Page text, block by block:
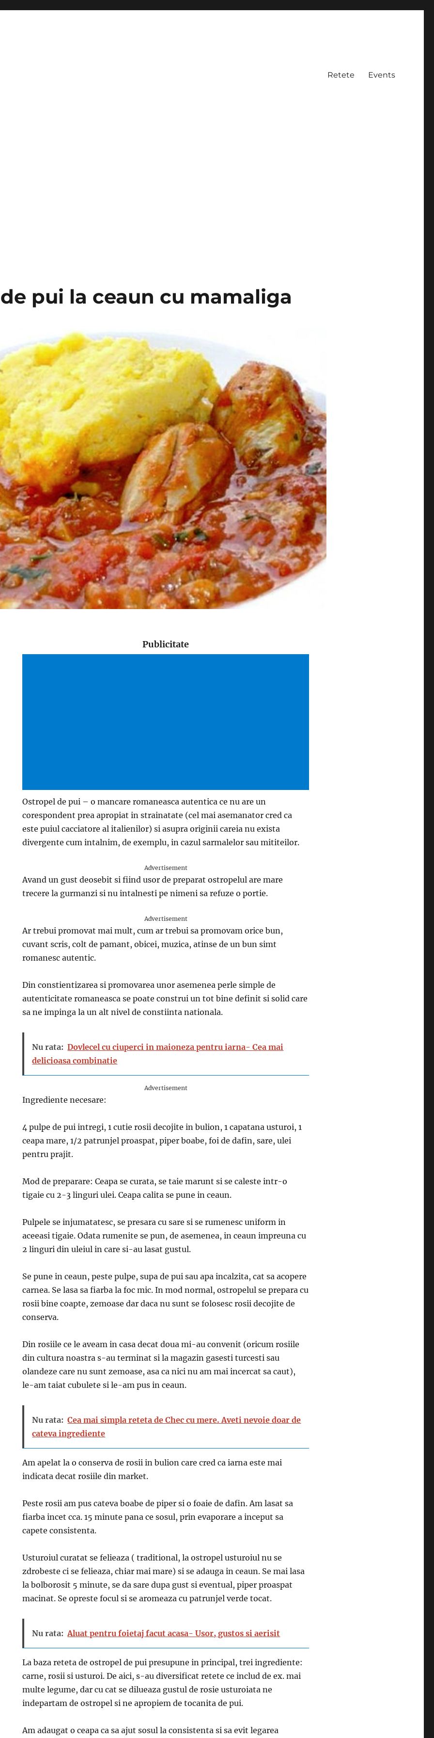
Retete Events
pui la ceaun cu mamaliga
Publicitate
Ostropel de pui – o mancare romaneasca autentica ce nu are un
corespondent prea apropiat in strainatate (cel mai asemanator cred ca
este puiul cacciatore al italienilor) si asupra originii careia nu exista
divergente cum intalnim, de exemplu, in cazul sarmalelor sau mititeilor.
Advertisement
Avand un gust deosebit si fiind usor de preparat ostropelul are mare
trecere la gurmanzi si nu intalnesti pe nimeni sa refuze o portie.
Advertisement
Ar trebui promovat mai mult, cum ar trebui sa promovam orice bun,
cuvant scris, colt de pamant, obicei, muzica, atinse de un bun simt
romanesc autentic.
Din constientizarea si promovarea unor asemenea perle simple de
autenticitate romaneasca se poate construi un tot bine definit si solid care
sa ne impinga la un alt nivel de constiinta nationala.
Nu rata: Dovlecel cu ciuperci in maioneza pentru iarna- Cea mai
delicioasa combinatie
Advertisement
Ingrediente necesare:
4 pulpe de pui intregi, 1 cutie rosii decojite in bulion, 1 capatana usturoi, 1
ceapa mare, 1/2 patrunjel proaspat, piper boabe, foi de dafin, sare, ulei
pentru prajit.
Mod de preparare: Ceapa se curata, se taie marunt si se caleste intr-o
tigaie cu 2-3 linguri ulei. Ceapa calita se pune in ceaun.
Pulpele se injumatatesc, se presara cu sare si se rumenesc uniform in
aceeasi tigaie. Odata rumenite se pun, de asemenea, in ceaun impreuna cu
2 linguri din uleiul in care si-au lasat gustul.
Se pune in ceaun, peste pulpe, supa de pui sau apa incalzita, cat sa acopere
carnea. Se lasa sa fiarba la foc mic. In mod normal, ostropelul se prepara cu
rosii bine coapte, zemoase dar daca nu sunt se folosesc rosii decojite de
conserva.
Din rosiile ce le aveam in casa decat doua mi-au convenit (oricum rosiile
din cultura noastra s-au terminat si la magazin gasesti turcesti sau
olandeze care nu sunt zemoase, asa ca nici nu am mai incercat sa caut),
le-am taiat cubulete si le-am pus in ceaun.
Nu rata: Cea mai simpla reteta de Chec cu mere. Aveti nevoie doar de
cateva ingrediente
Am apelat la o conserva de rosii in bulion care cred ca iarna este mai
indicata decat rosiile din market.
Peste rosii am pus cateva boabe de piper si o foaie de dafin. Am lasat sa
fiarba incet cca. 15 minute pana ce sosul, prin evaporare a inceput sa
capete consistenta.
Usturoiul curatat se felieaza ( traditional, la ostropel usturoiul nu se
zdrobeste ci se felieaza, chiar mai mare) si se adauga in ceaun. Se mai lasa
la bolborosit 5 minute, se da sare dupa gust si eventual, piper proaspat
macinat. Se opreste focul si se aromeaza cu patrunjel verde tocat.
Nu rata: Aluat pentru foietaj facut acasa- Usor, gustos si aerisit
La baza reteta de ostropel de pui presupune in principal, trei ingrediente:
carne, rosii si usturoi. De aici, s-au diversificat retete ce includ de ex. mai
multe legume, dar cu cat se dilueaza gustul de rosie usturoiata ne
indepartam de ostropel si ne apropiem de tocanita de pui.
Am adaugat o ceapa ca sa ajut sosul la consistenta si sa evit legarea